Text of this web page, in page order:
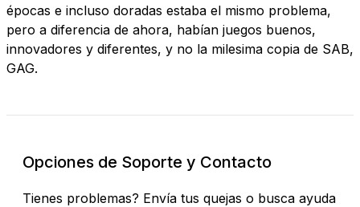
épocas e incluso doradas estaba el mismo problema,
pero a diferencia de ahora, habían juegos buenos,
innovadores y diferentes, y no la milesima copia de SAB,
GAG.
Opciones de Soporte y Contacto
Tienes problemas? Envía tus quejas o busca ayuda